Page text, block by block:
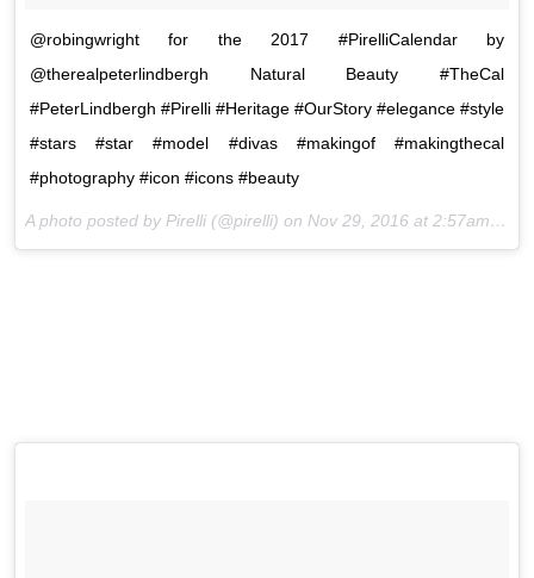
@robingwright for the 2017 #PirelliCalendar by
@therealpeterlindbergh Natural Beauty #TheCal
#PeterLindbergh #Pirelli #Heritage #OurStory #elegance #style
#stars #star #model #divas #makingof #makingthecal
#photography #icon #icons #beauty
A photo posted by Pirelli (@pirelli) on Nov 29, 2016 at 2:57am PST